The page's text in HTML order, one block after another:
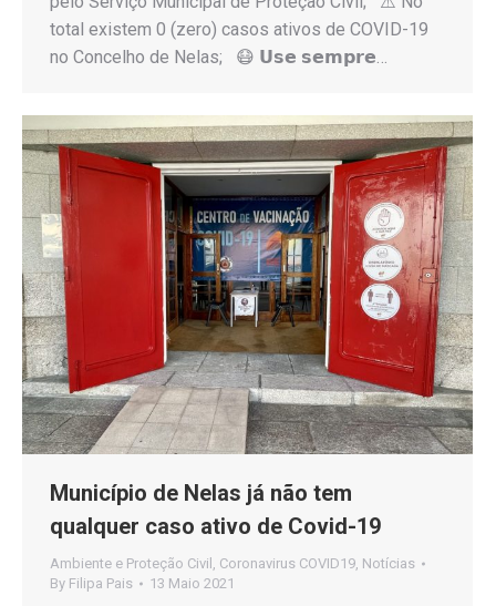
total existem 0 (zero) casos ativos de COVID-19
no Concelho de Nelas; 😷 𝗨𝘀𝗲 𝘀𝗲𝗺𝗽𝗿𝗲…
Município de Nelas já não tem
qualquer caso ativo de Covid-19
Ambiente e Proteção Civil Coronavirus COVID19 Notícias
By Filipa Pais 13 Maio 2021